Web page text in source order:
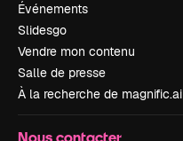
Événements
Slidesgo
Vendre mon contenu
Salle de presse
À la recherche de magnific.ai
Nous contacter